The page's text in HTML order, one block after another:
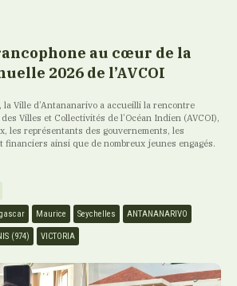
au cœur de la
2026 de l’AVCOI
Ville d’Antananarivo a accueilli la rencontre
Villes et Collectivités de l’Océan Indien (AVCOI),
les représentants des gouvernements, les
ainsi que de nombreux jeunes engagés.
Maurice Seychelles ANTANANARIVO
(974) VICTORIA